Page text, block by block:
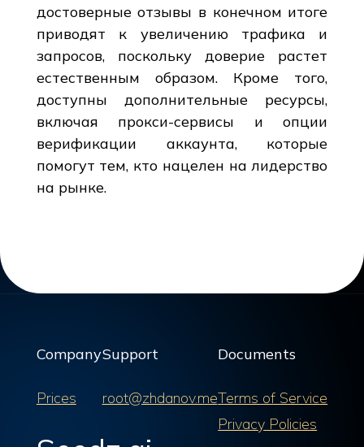
достоверные отзывы в конечном итоге
приводят к увеличению трафика и
запросов, поскольку доверие растет
естественным образом. Кроме того,
доступны дополнительные ресурсы,
включая прокси-сервисы и опции
верификации аккаунта, которые
помогут тем, кто нацелен на лидерство
на рынке.
Company
Prices
Support
root@zhdanov.me
Documents
Terms of Service
Privacy Policies